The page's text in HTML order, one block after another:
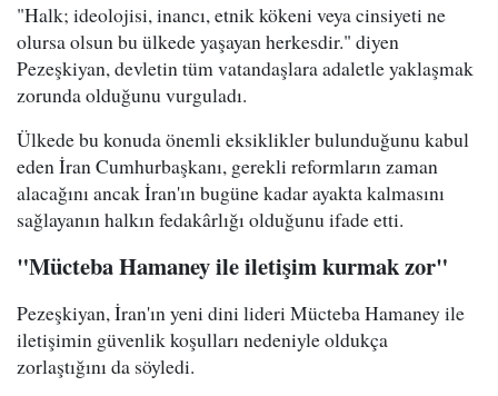
"Halk; ideolojisi, inancı, etnik kökeni veya cinsiyeti ne
olursa olsun bu ülkede yaşayan herkesdir." diyen
Pezeşkiyan, devletin tüm vatandaşlara adaletle yaklaşmak
zorunda olduğunu vurguladı.
Ülkede bu konuda önemli eksiklikler bulunduğunu kabul
eden İran Cumhurbaşkanı, gerekli reformların zaman
alacağını ancak İran'ın bugüne kadar ayakta kalmasını
sağlayanın halkın fedakârlığı olduğunu ifade etti.
"Mücteba Hamaney ile iletişim kurmak zor"
Pezeşkiyan, İran'ın yeni dini lideri Mücteba Hamaney ile
iletişimin güvenlik koşulları nedeniyle oldukça
zorlaştığını da söyledi.